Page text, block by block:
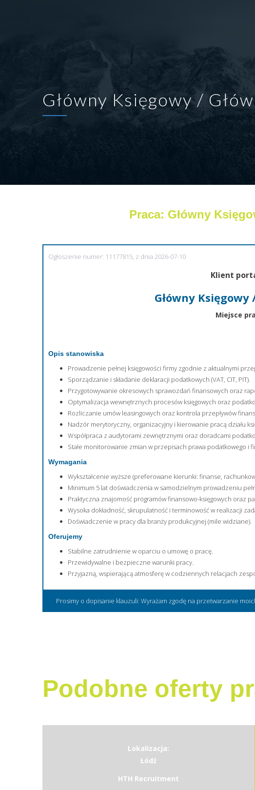
Główny Księgowy /
Praca: Główny
Ogłoszenie numer: 11177815, z dnia 2026-07-10
Klient
Główny Księgowy
Miejsce
Opis stanowiska
Prowadzenie pełnej księgowości firmy zgodnie z aktualnymi
Sporządzanie i składanie deklaracji podatkowych (VAT, CIT, PIT).
Przygotowywanie okresowych sprawozdań finansowych oraz
Optymalizacja wewnętrznych procesów księgowych oraz
Rozliczanie umów leasingowych oraz kontrola przepływów
Nadzór merytoryczny, organizacyjny i kierowanie pracą działu
Współpraca z audytorami zewnętrznymi oraz doradcami
Stałe monitorowanie zmian w przepisach prawa podatkowego i
Wymagania
Wykształcenie wyższe (preferowane kierunki: finanse,
Minimum 5 lat doświadczenia w samodzielnym prowadzeniu
Praktyczna znajomość programów finansowo-księgowych oraz
Wysoka dokładność, skrupulatność i terminowość w realizacji
Doświadczenie w pracy dla branży produkcyjnej (mile widziane).
Oferujemy
Stabilne zatrudnienie w oparciu o umowę o pracę.
Przewidywalne i bezpieczne warunki pracy.
Przyjazną, wspierającą atmosferę w codziennych relacjach
Prosimy o dopisanie klauzuli: Wyrażam zgodę na przetwarzanie
Podobne oferty
Lokalizacja:
Łódź
HTH Recruitment